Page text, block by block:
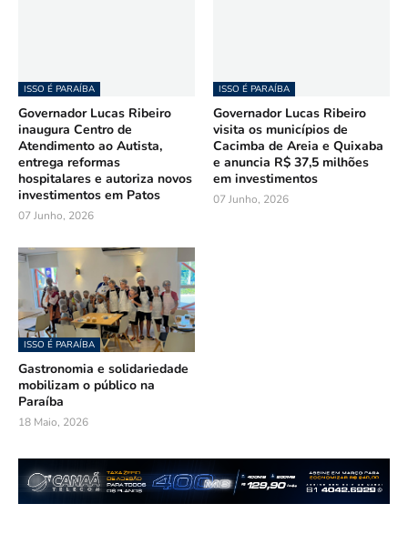
ISSO É PARAÍBA
Governador Lucas Ribeiro
inaugura Centro de
Atendimento ao Autista,
entrega reformas
hospitalares e autoriza novos
investimentos em Patos
07 Junho, 2026
ISSO É PARAÍBA
Governador Lucas Ribeiro
visita os municípios de
Cacimba de Areia e Quixaba
e anuncia R$ 37,5 milhões
em investimentos
07 Junho, 2026
ISSO É PARAÍBA
Gastronomia e solidariedade
mobilizam o público na
Paraíba
18 Maio, 2026